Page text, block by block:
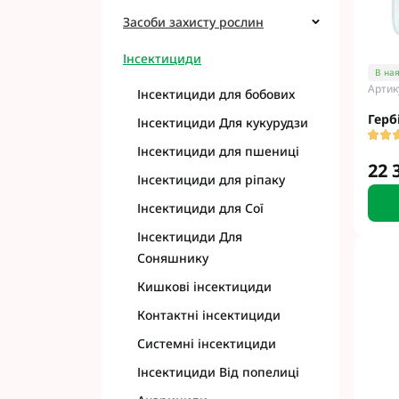
Фунгіциди Для
Фунгіциди
Фунгіциди Для
Фунгіциди для
Фунгіциди Для
Фунгіциди Для
Фунгіциди Для
Фунгіциди Для
Контактні
Системні
Засоби захисту рослин
Інсектициди
Інсектициди для бобових
Інсектициди Для кукурудзи
Інсектициди для пшениці
Інсектициди для ріпаку
Інсектициди для Сої
Інсектициди Для
Соняшнику
Кишкові інсектициди
Контактні інсектициди
Системні інсектициди
Інсектициди Від попелиці
В
22